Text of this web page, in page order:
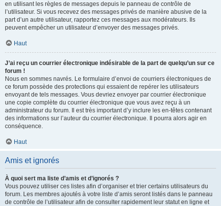
en utilisant les règles de messages depuis le panneau de contrôle de
l’utilisateur. Si vous recevez des messages privés de manière abusive de la
part d’un autre utilisateur, rapportez ces messages aux modérateurs. Ils
peuvent empêcher un utilisateur d’envoyer des messages privés.
Haut
J’ai reçu un courrier électronique indésirable de la part de quelqu’un sur ce
forum !
Nous en sommes navrés. Le formulaire d’envoi de courriers électroniques de
ce forum possède des protections qui essaient de repérer les utilisateurs
envoyant de tels messages. Vous devriez envoyer par courrier électronique
une copie complète du courrier électronique que vous avez reçu à un
administrateur du forum. Il est très important d’y inclure les en-têtes contenant
des informations sur l’auteur du courrier électronique. Il pourra alors agir en
conséquence.
Haut
Amis et ignorés
À quoi sert ma liste d’amis et d’ignorés ?
Vous pouvez utiliser ces listes afin d’organiser et trier certains utilisateurs du
forum. Les membres ajoutés à votre liste d’amis seront listés dans le panneau
de contrôle de l’utilisateur afin de consulter rapidement leur statut en ligne et